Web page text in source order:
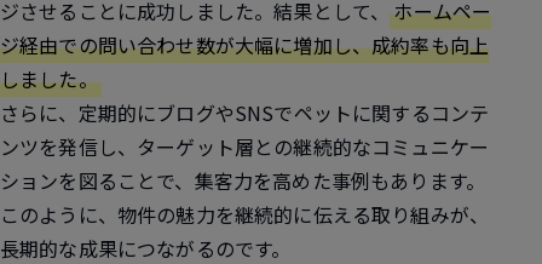
ジさせることに成功しました。結果として、ホームペー
ジ経由での問い合わせ数が大幅に増加し、成約率も向上
しました。
さらに、定期的にブログやSNSでペットに関するコンテ
ンツを発信し、ターゲット層との継続的なコミュニケー
ションを図ることで、集客力を高めた事例もあります。
このように、物件の魅力を継続的に伝える取り組みが、
長期的な成果につながるのです。